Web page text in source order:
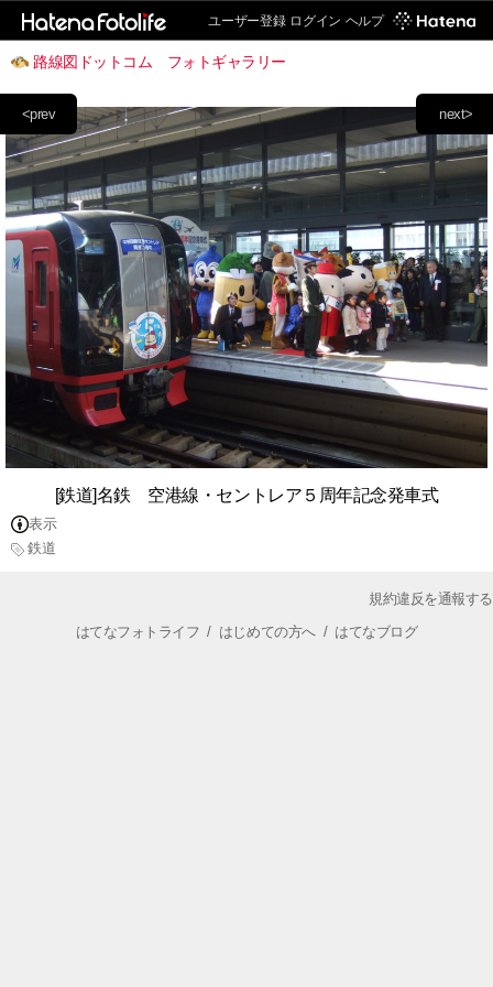
ユーザー登録 ログイン ヘルプ
路線図ドットコム フォトギャラリー
next>
<prev
[鉄道]名鉄 空港線・セントレア５周年記念発車式
表示
鉄道
規約違反を通報する
はてなフォトライフ / はじめての方へ/ はてなブログ